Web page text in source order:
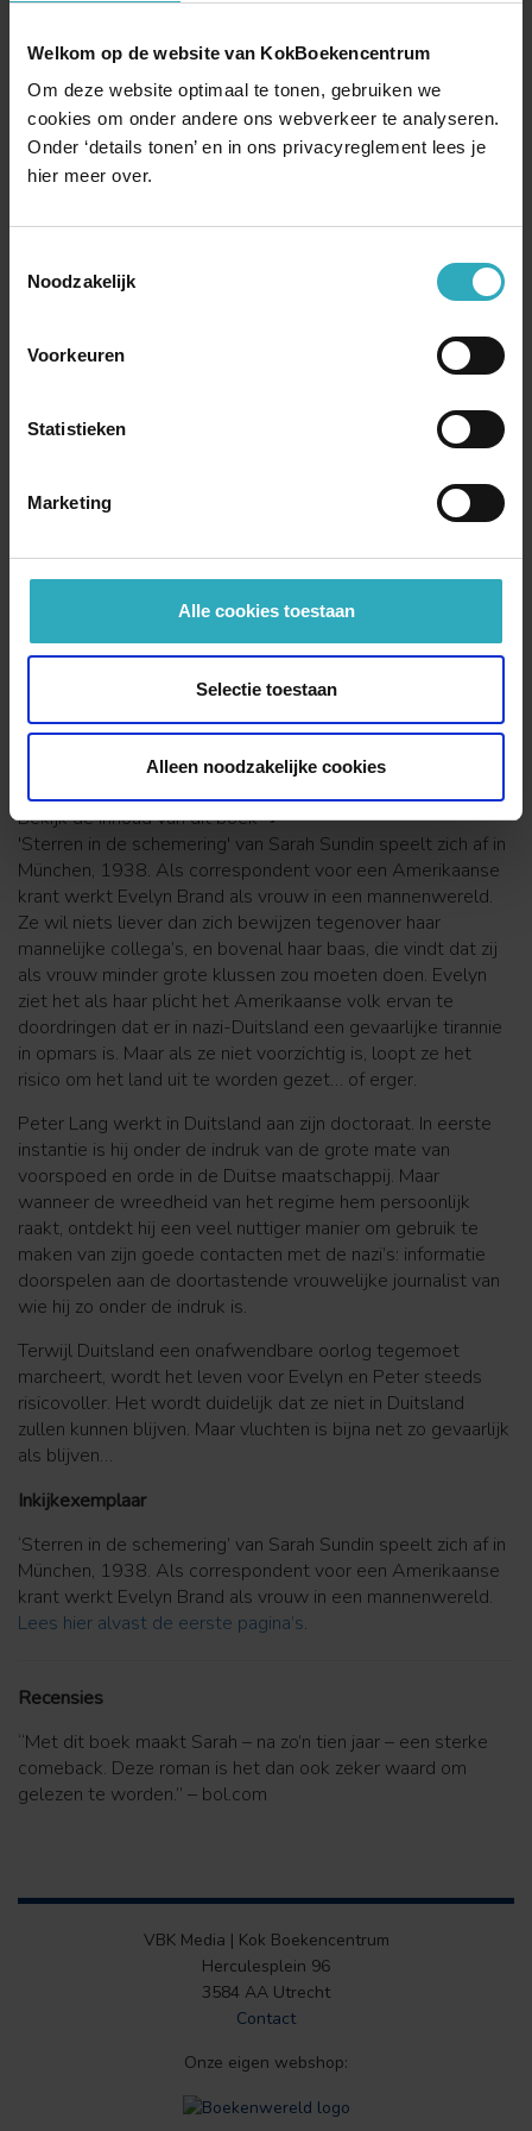
Welkom op de website van KokBoekencentrum
Om deze website optimaal te tonen, gebruiken we
cookies om onder andere ons webverkeer te analyseren.
Onder ‘details tonen’ en in ons privacyreglement lees je
hier meer over.
Noodzakelijk
Voorkeuren
Statistieken
Marketing
Alle cookies toestaan
Selectie toestaan
Alleen noodzakelijke cookies
Boekenwereld.com: onze eigen boekwinkel
Veilig winkelen, bestellen en betalen
e-books
Ebook
9,
Taal:Nederlands
Je bestelt en rekent af bij:
Boekenwereld.com
Regelmatiggratise-books
Onze veilige betaalmethoden:
Bekijk de inhoud van dit boek ➔
'Sterren in de schemering' van Sarah Sundin speelt zich af in
München, 1938. Als correspondent voor een Amerikaanse
krant werkt Evelyn Brand als vrouw in een mannenwereld.
Ze wil niets liever dan zich bewijzen tegenover haar
mannelijke collega’s, en bovenal haar baas, die vindt dat zij
als vrouw minder grote klussen zou moeten doen. Evelyn
ziet het als haar plicht het Amerikaanse volk ervan te
doordringen dat er in nazi-Duitsland een gevaarlijke tirannie
in opmars is. Maar als ze niet voorzichtig is, loopt ze het
risico om het land uit te worden gezet… of erger.
Peter Lang werkt in Duitsland aan zijn doctoraat. In eerste
instantie is hij onder de indruk van de grote mate van
voorspoed en orde in de Duitse maatschappij. Maar
wanneer de wreedheid van het regime hem persoonlijk
raakt, ontdekt hij een veel nuttiger manier om gebruik te
maken van zijn goede contacten met de nazi’s: informatie
doorspelen aan de doortastende vrouwelijke journalist van
wie hij zo onder de indruk is.
Terwijl Duitsland een onafwendbare oorlog tegemoet
marcheert, wordt het leven voor Evelyn en Peter steeds
risicovoller. Het wordt duidelijk dat ze niet in Duitsland
zullen kunnen blijven. Maar vluchten is bijna net zo gevaarlijk
als blijven…
Inkijkexemplaar
‘Sterren in de schemering’ van Sarah Sundin speelt zich af in
München, 1938. Als correspondent voor een Amerikaanse
krant werkt Evelyn Brand als vrouw in een mannenwereld.
Lees hier alvast de eerste pagina’s.
Recensies
“Met dit boek maakt Sarah – na zo’n tien jaar – een sterke
comeback. Deze roman is het dan ook zeker waard om
gelezen te worden.” – bol.com
VBK Media | Kok Boekencentrum
Herculesplein 96
3584 AA Utrecht
Contact
Onze eigen webshop: